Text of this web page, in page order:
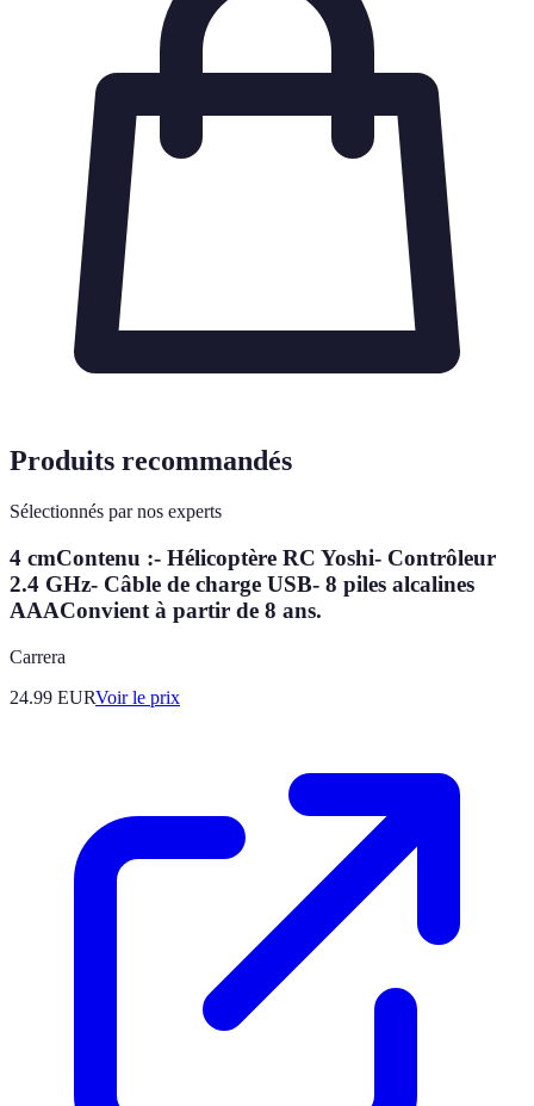
Produits recommandés
Sélectionnés par nos experts
4 cmContenu :- Hélicoptère RC Yoshi- Contrôleur
2.4 GHz- Câble de charge USB- 8 piles alcalines
AAAConvient à partir de 8 ans.
Carrera
24.99 EURVoir le prix